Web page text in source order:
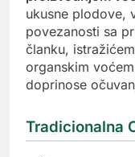
ukusne plodove,
povezanosti sa
članku,
organskim
doprinose
Tradicionalna